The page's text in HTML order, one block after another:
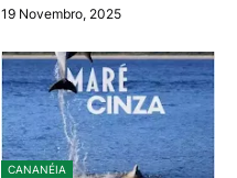
19 Novembro, 2025
CANANÉIA